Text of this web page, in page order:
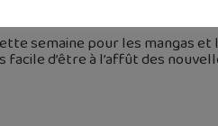
semaine pour les mangas
facile d’être à l’affût des